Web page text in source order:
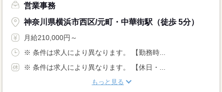
営業事務
神奈川県横浜市西区/元町・中華街駅（徒歩 5分）
月給210,000円～
※ 条件は求人により異なります。 【勤務時...
※ 条件は求人により異なります。 【休日・...
もっと見る